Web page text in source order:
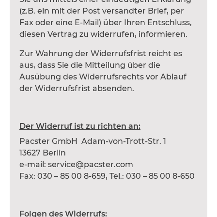
(z.B. ein mit der Post versandter Brief, per
Fax oder eine E-Mail) über Ihren Entschluss,
diesen Vertrag zu widerrufen, informieren.
Zur Wahrung der Widerrufsfrist reicht es
aus, dass Sie die Mitteilung über die
Ausübung des Widerrufsrechts vor Ablauf
der Widerrufsfrist absenden.
Der Widerruf ist zu richten an:
Pacster GmbH Adam-von-Trott-Str. 1
13627 Berlin
e-mail: service@pacster.com
Fax: 030 – 85 00 8-659, Tel.: 030 – 85 00 8-650
Folgen des Widerrufs: